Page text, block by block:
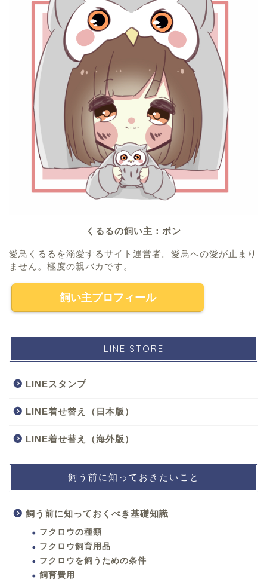
くるるの飼い主：ポン
愛鳥くるるを溺愛するサイト運営者。愛鳥への愛が止まり
ません。極度の親バカです。
飼い主プロフィール
LINE STORE
LINEスタンプ
LINE着せ替え（日本版）
LINE着せ替え（海外版）
飼う前に知っておきたいこと
飼う前に知っておくべき基礎知識
フクロウの種類
フクロウ飼育用品
フクロウを飼うための条件
飼育費用